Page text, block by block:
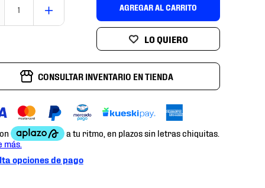
＋ AGREGAR AL CARRITO
CONSULTAR INVENTARIO EN TIENDA
opciones de pago